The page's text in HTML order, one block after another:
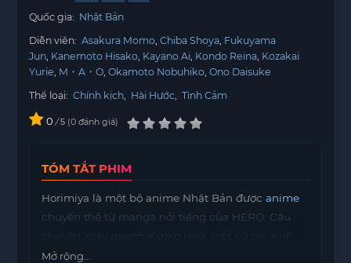
Quốc gia: Nhật Bản
Diễn viên: Asakura Momo Chiba Shoya Fukuyama
Jun Kanemoto Hisako Kayano Ai Kondo Reina Kozakai
Yurie M・A・O Okamoto Nobuhiko Ono Daisuke
Thể loại: Chính kịch Hài Hước Tình Cảm
0 / 5 0 đánh giá
TÓM TẮT PHIM
Horimiya là một bộ anime Nhật Bản đượcanime
chuyển thể từ manga nổi tiếng của HERO. Câu
đẹp, học giỏi và có vẻ ngoài hoàn hảo, nhưng
Mở rộng...